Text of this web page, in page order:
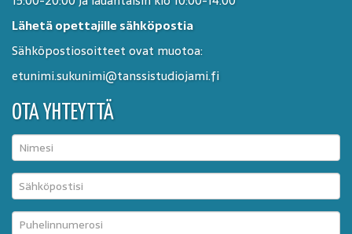
Lähetä opettajille sähköpostia
Sähköpostiosoitteet ovat muotoa:
etunimi.sukunimi@tanssistudiojami.fi
OTA YHTEYTTÄ